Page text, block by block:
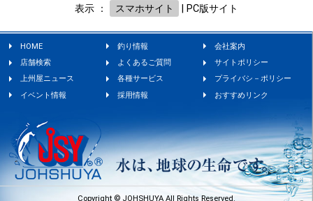
表示 ： スマホサイト PC版サイト
HOME 釣り情報
会社案内
店舗検索
よくあるご質問
サイトポリシー
上州屋ニュース
各種サービス
プライバシ－ポリシー
イベント情報
採用情報 おすすめリンク
Copyright © JOHSHUYA All Rights Reserved.